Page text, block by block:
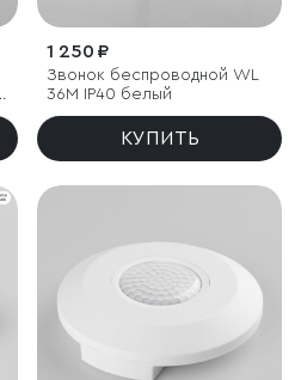
1 250 ₽
Звонок беспроводной WL
36M IP40 белый
КУПИТЬ